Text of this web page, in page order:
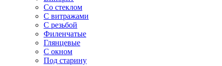
Со стеклом
С витражами
С резьбой
Филенчатые
Глянцевые
С окном
Под старину